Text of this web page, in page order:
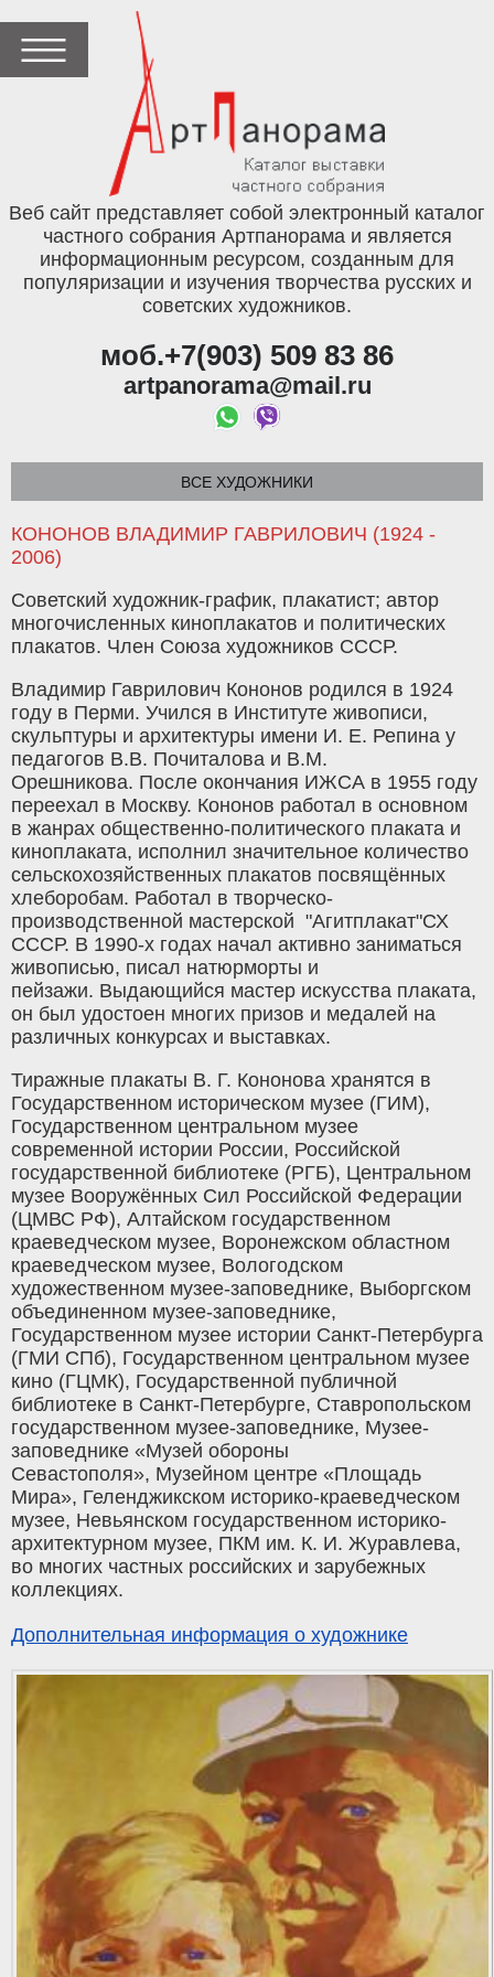
Веб сайт представляет собой электронный каталог
частного собрания Артпанорама и является
информационным ресурсом, созданным для
популяризации и изучения творчества русских и
советских художников.
моб.+7(903) 509 83 86
artpanorama@mail.ru
ВСЕ ХУДОЖНИКИ
КОНОНОВ ВЛАДИМИР ГАВРИЛОВИЧ (1924 -
2006)
Советский художник-график, плакатист; автор
многочисленных киноплакатов и политических
плакатов. Член Союза художников СССР.
Владимир Гаврилович Кононов родился в 1924
году в Перми. Учился в Институте живописи,
скульптуры и архитектуры имени И. Е. Репина у
педагогов В.В. Почиталова и В.М.
Орешникова. После окончания ИЖСА в 1955 году
переехал в Москву. Кононов работал в основном
в жанрах общественно-политического плаката и
киноплаката, исполнил значительное количество
сельскохозяйственных плакатов посвящённых
хлеборобам. Работал в творческо-
производственной мастерской "Агитплакат"СХ
СССР. В 1990-х годах начал активно заниматься
живописью, писал натюрморты и
пейзажи. Выдающийся мастер искусства плаката,
он был удостоен многих призов и медалей на
различных конкурсах и выставках.
Тиражные плакаты В. Г. Кононова хранятся в
Государственном историческом музее (ГИМ),
Государственном центральном музее
современной истории России, Российской
государственной библиотеке (РГБ), Центральном
музее Вооружённых Сил Российской Федерации
(ЦМВС РФ), Алтайском государственном
краеведческом музее, Воронежском областном
краеведческом музее, Вологодском
художественном музее-заповеднике, Выборгском
объединенном музее-заповеднике,
Государственном музее истории Санкт-Петербурга
(ГМИ СПб), Государственном центральном музее
кино (ГЦМК), Государственной публичной
библиотеке в Санкт-Петербурге, Ставропольском
государственном музее-заповеднике, Музее-
заповеднике «Музей обороны
Севастополя», Музейном центре «Площадь
Мира», Геленджикском историко-краеведческом
музее, Невьянском государственном историко-
архитектурном музее, ПКМ им. К. И. Журавлева,
во многих частных российских и зарубежных
коллекциях.
Дополнительная информация о художнике